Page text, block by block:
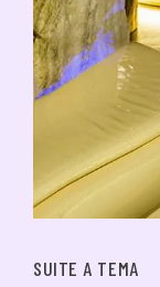
SUITE A TEMA